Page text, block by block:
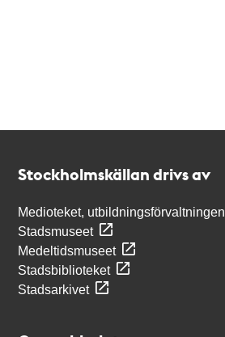
Stockholmskällan drivs av
Medioteket, utbildningsförvaltningen
Stadsmuseet
Medeltidsmuseet
Stadsbiblioteket
Stadsarkivet